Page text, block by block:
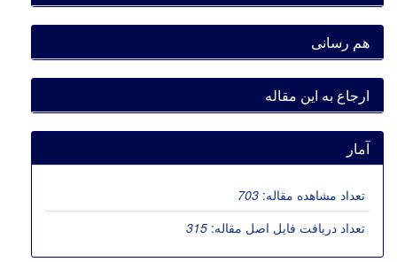
هم رسانی
ارجاع به این مقاله
آمار
تعداد مشاهده مقاله: 703
تعداد دریافت فایل اصل مقاله: 315